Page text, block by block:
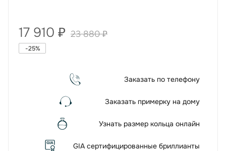
17 910 ₽ 23 880₽
-25%
Заказать по телефону
Заказать примерку на дому
Узнать размер кольца онлайн
GIA сертифицированные бриллианты